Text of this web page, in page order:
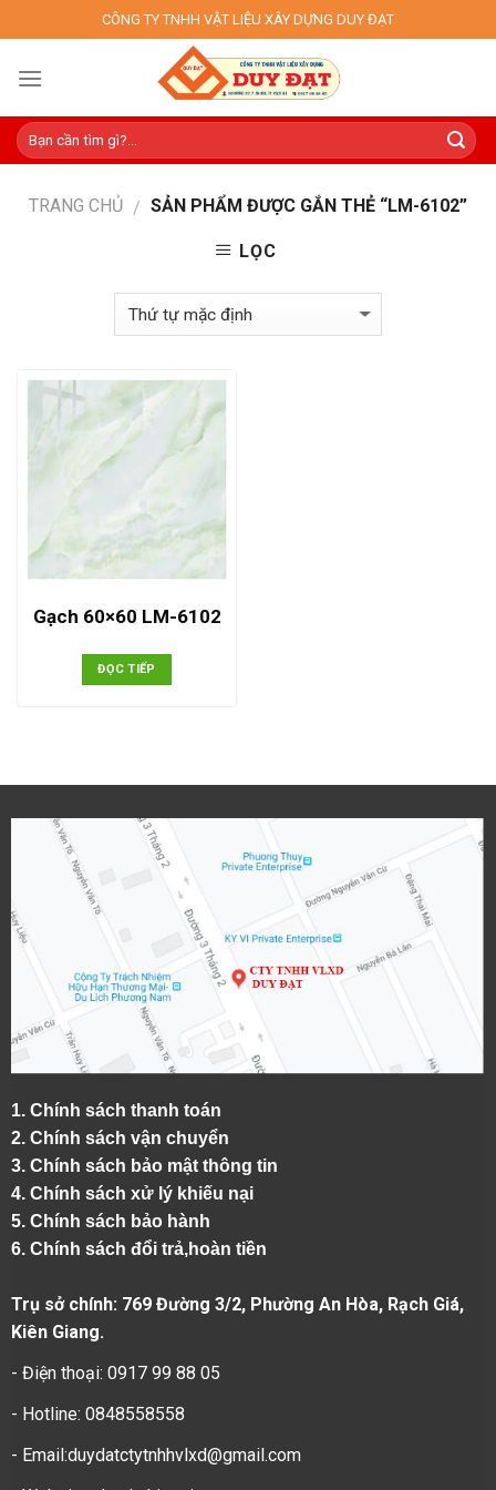
to
content
CÔNG TY TNHH VẬT LIỆU XÂY DỰNG DUY ĐẠT
TRANG CHỦ / SẢN PHẨM ĐƯỢC GẮN THẺ “LM-6102”
LỌC
Gạch 60×60 LM-6102
ĐỌC TIẾP
1. Chính sách thanh toán
2. Chính sách vận chuyển
3. Chính sách bảo mật thông tin
4. Chính sách xử lý khiếu nại
5. Chính sách bảo hành
6. Chính sách đổi trả,hoàn tiền
Trụ sở chính: 769 Đường 3/2, Phường An Hòa, Rạch Giá,
Kiên Giang.
- Điện thoại: 0917 99 88 05
- Hotline: 0848558558
- Email:duydatctytnhhvlxd@gmail.com